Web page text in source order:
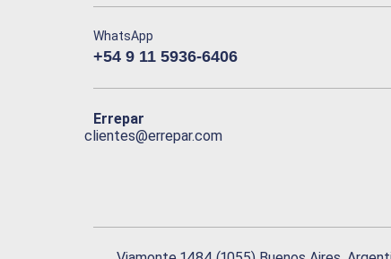
WhatsApp
+54 9 11 5936-6406
Errepar
clientes@errepar.com